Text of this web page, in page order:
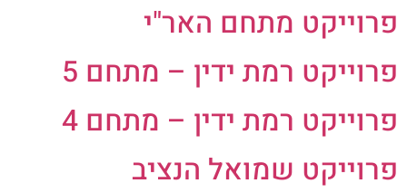
פרוייקט מתחם האר"י
פרוייקט רמת ידין – מתחם 5
פרוייקט רמת ידין – מתחם 4
פרוייקט שמואל הנציב